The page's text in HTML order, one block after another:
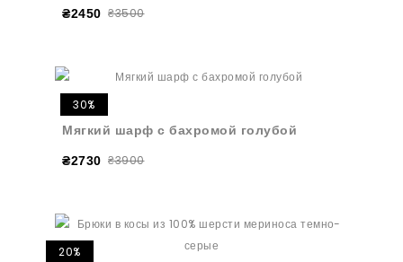
₴2450 ₴3500
30%
Мягкий шарф с бахромой голубой
₴2730 ₴3900
20%